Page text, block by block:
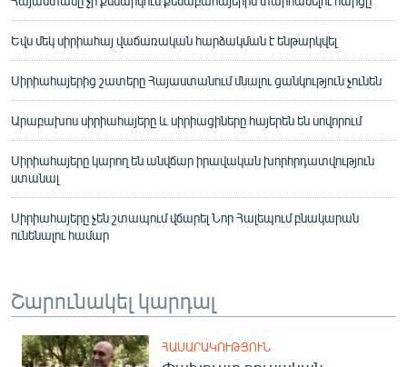
Եվս մեկ սիրիահայ վաճառական հարձակման է ենթարկվել
Սիրիահայերից շատերը Հայաստանում մնալու ցանկություն չունեն
Արաբախոս սիրիահայերը և սիրիացիները հայերեն են սովորում
Սիրիահայերը կարող են անվճար իրավական խորհրդատվություն
ստանալ
Սիրիահայերը չեն շտապում վճարել Նոր Հալեպում բնակարան
ունենալու համար
Շարունակել կարդալ
ՀԱՍԱՐԱԿՈՒԹՅՈՒՆ